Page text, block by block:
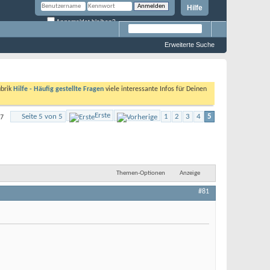
Hilfe
Angemeldet bleiben?
Erweiterte Suche
Hilfe - Häufig gestellte Fragen viele interessante Infos für Deinen
Seite 5 von 5 Erste 1 2 3 4 5
Themen-Optionen Anzeige
#81